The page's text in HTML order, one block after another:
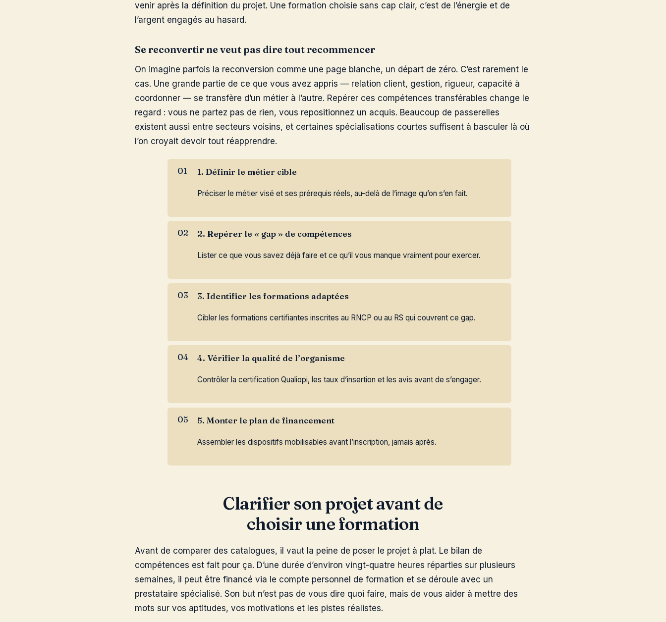
venir après la définition du projet. Une formation choisie sans cap clair, c’est de l’énergie et de
l’argent engagés au hasard.
Se reconvertir ne veut pas dire tout recommencer
On imagine parfois la reconversion comme une page blanche, un départ de zéro. C’est rarement le
cas. Une grande partie de ce que vous avez appris — relation client, gestion, rigueur, capacité à
coordonner — se transfère d’un métier à l’autre. Repérer ces compétences transférables change le
regard : vous ne partez pas de rien, vous repositionnez un acquis. Beaucoup de passerelles
existent aussi entre secteurs voisins, et certaines spécialisations courtes suffisent à basculer là où
l’on croyait devoir tout réapprendre.
1. Définir le métier cible
Préciser le métier visé et ses prérequis réels, au-delà de l’image qu’on s’en fait.
2. Repérer le « gap » de compétences
Lister ce que vous savez déjà faire et ce qu’il vous manque vraiment pour exercer.
3. Identifier les formations adaptées
Cibler les formations certifiantes inscrites au RNCP ou au RS qui couvrent ce gap.
4. Vérifier la qualité de l’organisme
Contrôler la certification Qualiopi, les taux d’insertion et les avis avant de s’engager.
5. Monter le plan de financement
Assembler les dispositifs mobilisables avant l’inscription, jamais après.
Clarifier son projet avant de
choisir une formation
Avant de comparer des catalogues, il vaut la peine de poser le projet à plat. Le bilan de
compétences est fait pour ça. D’une durée d’environ vingt-quatre heures réparties sur plusieurs
semaines, il peut être financé via le compte personnel de formation et se déroule avec un
prestataire spécialisé. Son but n’est pas de vous dire quoi faire, mais de vous aider à mettre des
mots sur vos aptitudes, vos motivations et les pistes réalistes.